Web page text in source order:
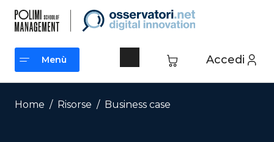
contenuto
Accedi
Menù
Menù
Home / Risorse / Business case